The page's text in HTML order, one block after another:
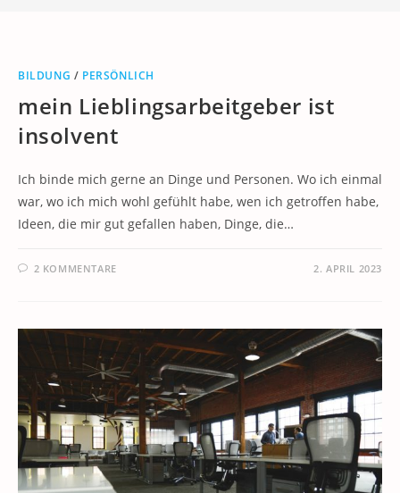
BILDUNG / PERSÖNLICH
mein Lieblingsarbeitgeber ist
insolvent
Ich binde mich gerne an Dinge und Personen. Wo ich einmal
war, wo ich mich wohl gefühlt habe, wen ich getroffen habe,
Ideen, die mir gut gefallen haben, Dinge, die…
2 KOMMENTARE 2. APRIL 2023